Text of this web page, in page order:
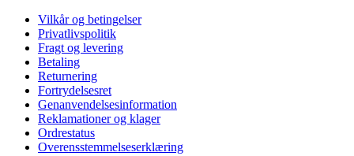
Vilkår og betingelser
Privatlivspolitik
Fragt og levering
Betaling
Returnering
Fortrydelsesret
Genanvendelsesinformation
Reklamationer og klager
Ordrestatus
Overensstemmelseserklæring